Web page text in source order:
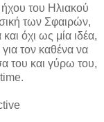
του Ηλιακού
των Σφαιρών,
όχι ως μία ιδέα,
τον καθένα να
του και γύρω του,